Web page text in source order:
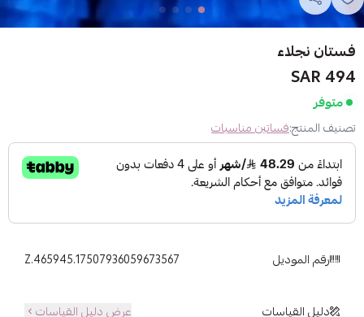
فستان نجلاء
494 SAR
متوفر
تصنيف المنتج:فساتين مناسبات
رقم الموديل Z.465945.17507936059673567
دليل القياسات عرض دليل القياسات